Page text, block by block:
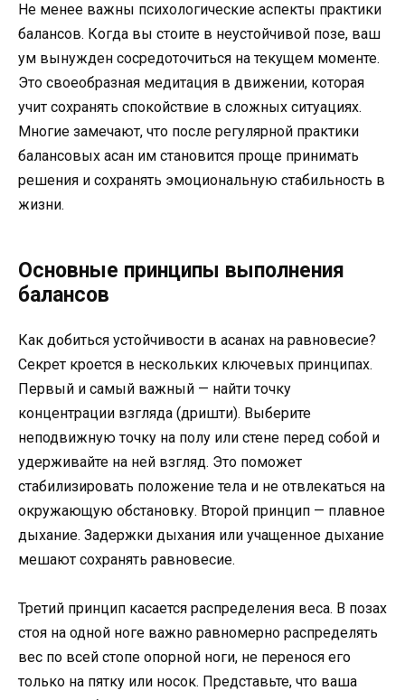
Не менее важны психологические аспекты практики
балансов. Когда вы стоите в неустойчивой позе, ваш
ум вынужден сосредоточиться на текущем моменте.
Это своеобразная медитация в движении, которая
учит сохранять спокойствие в сложных ситуациях.
Многие замечают, что после регулярной практики
балансовых асан им становится проще принимать
решения и сохранять эмоциональную стабильность в
жизни.
Основные принципы выполнения
балансов
Как добиться устойчивости в асанах на равновесие?
Секрет кроется в нескольких ключевых принципах.
Первый и самый важный — найти точку
концентрации взгляда (дришти). Выберите
неподвижную точку на полу или стене перед собой и
удерживайте на ней взгляд. Это поможет
стабилизировать положение тела и не отвлекаться на
окружающую обстановку. Второй принцип — плавное
дыхание. Задержки дыхания или учащенное дыхание
мешают сохранять равновесие.
Третий принцип касается распределения веса. В позах
стоя на одной ноге важно равномерно распределять
вес по всей стопе опорной ноги, не перенося его
только на пятку или носок. Представьте, что ваша